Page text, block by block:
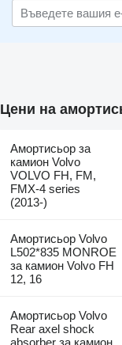
Цени на
Амортисьор за
камион Volvo
VOLVO FH, FM,
FMX-4 series
(2013-)
Амортисьор Volvo
L502*835 MONROE
за камион Volvo FH
12, 16
Амортисьор Volvo
Rear axel shock
absorber за камион